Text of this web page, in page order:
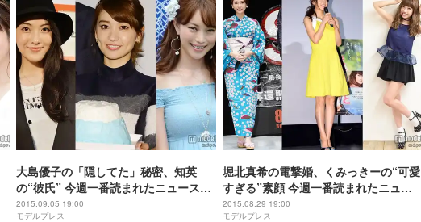
大島優子の「隠してた」秘密、知英
の“彼氏” 今週一番読まれたニュース
は？【総合TOP10】＜8/29～9/4＞
2015.09.05 19:00
モデルプレス
堀北真希の電撃婚、くみっきーの“可愛
すぎる”素顔 今週一番読まれたニュー
スは？【総合TOP10】＜8/22～8/28＞
2015.08.29 19:00
モデルプレス